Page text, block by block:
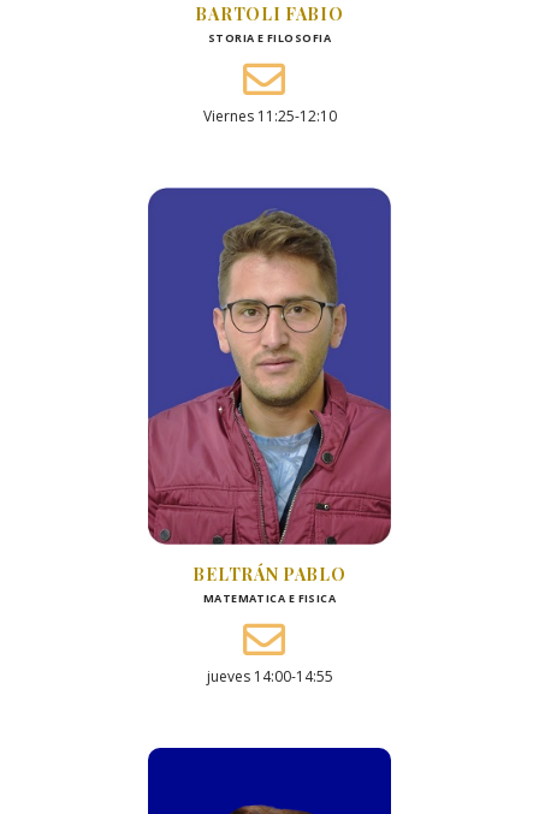
BARTOLI FABIO
STORIA E FILOSOFIA
Viernes 11:25-12:10
BELTRÁN PABLO
MATEMATICA E FISICA
jueves 14:00-14:55